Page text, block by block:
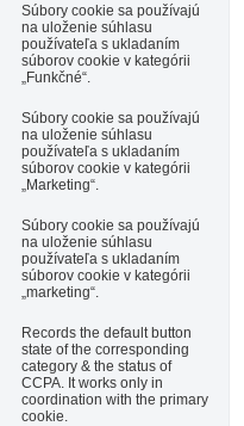
Súbory cookie sa používajú
na uloženie súhlasu
používateľa s ukladaním
súborov cookie v kategórii
„Funkčné“.
Súbory cookie sa používajú
na uloženie súhlasu
používateľa s ukladaním
súborov cookie v kategórii
„Marketing“.
Súbory cookie sa používajú
na uloženie súhlasu
používateľa s ukladaním
súborov cookie v kategórii
„marketing“.
Records the default button
state of the corresponding
category & the status of
CCPA. It works only in
coordination with the primary
cookie.